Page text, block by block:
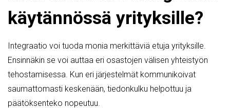
käytännössä yrityksille?
Integraatio voi tuoda monia merkittäviä etuja yrityksille.
Ensinnäkin se voi auttaa eri osastojen välisen yhteistyön
tehostamisessa. Kun eri järjestelmät kommunikoivat
saumattomasti keskenään, tiedonkulku helpottuu ja
päätöksenteko nopeutuu.